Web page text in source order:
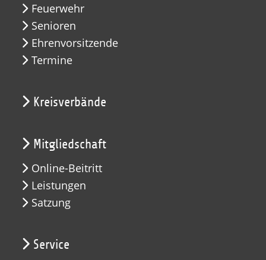
Feuerwehr
Senioren
Ehrenvorsitzende
Termine
Kreisverbände
Mitgliedschaft
Online-Beitritt
Leistungen
Satzung
Service